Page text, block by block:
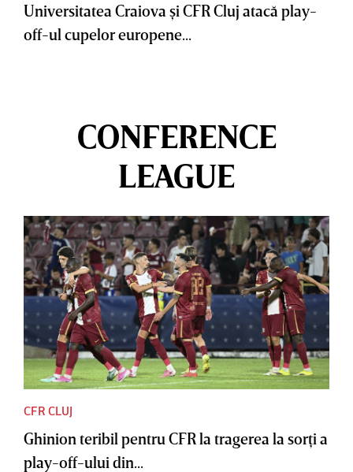
Universitatea Craiova şi CFR Cluj atacă play-
off-ul cupelor europene...
CONFERENCE
LEAGUE
CFR CLUJ
Ghinion teribil pentru CFR la tragerea la sorţi a
play-off-ului din...